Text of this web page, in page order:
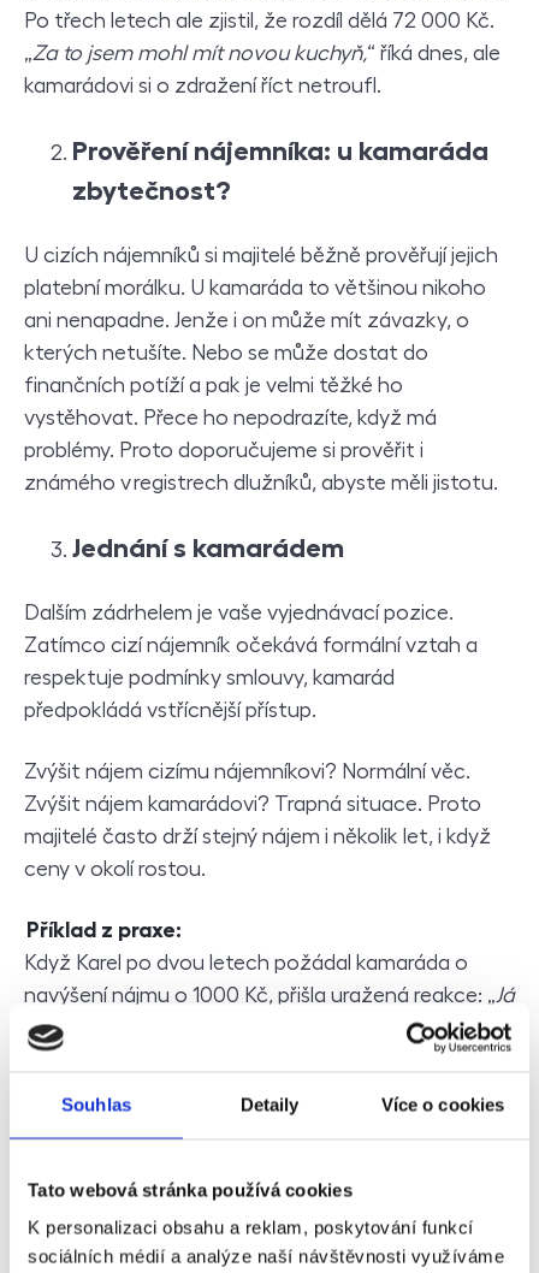
Souhlas Detaily Více o cookies
Tato webová stránka používá cookies
K personalizaci obsahu a reklam, poskytování funkcí
sociálních médií a analýze naší návštěvnosti využíváme
Po třech letech ale zjistil, že rozdíl dělá 72 000 Kč.
„Za to jsem mohl mít novou kuchyň,“ říká dnes, ale
kamarádovi si o zdražení říct netroufl.
Prověření nájemníka: u kamaráda
zbytečnost?
U cizích nájemníků si majitelé běžně prověřují jejich
platební morálku. U kamaráda to většinou nikoho
ani nenapadne. Jenže i on může mít závazky, o
kterých netušíte. Nebo se může dostat do
finančních potíží a pak je velmi těžké ho
vystěhovat. Přece ho nepodrazíte, když má
problémy. Proto doporučujeme si prověřit i
známého v registrech dlužníků, abyste měli jistotu.
Jednání s kamarádem
Dalším zádrhelem je vaše vyjednávací pozice.
Zatímco cizí nájemník očekává formální vztah a
respektuje podmínky smlouvy, kamarád
předpokládá vstřícnější přístup.
Zvýšit nájem cizímu nájemníkovi? Normální věc.
Zvýšit nájem kamarádovi? Trapná situace. Proto
majitelé často drží stejný nájem i několik let, i když
ceny v okolí rostou.
Příklad z praxe:
Když Karel po dvou letech požádal kamaráda o
navýšení nájmu o 1000 Kč, přišla uražená reakce: „Já
se ti o byt starám, všechno tu opravuju, a ty na mě
nakonec odešel, přestali spolu mluvit úplně.
nájemníka jasně řeknete, co má jít za ním. U
kamaráda často raději přimhouříte oko a platíte vy.